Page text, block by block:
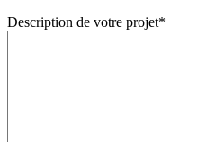
Description de votre projet*